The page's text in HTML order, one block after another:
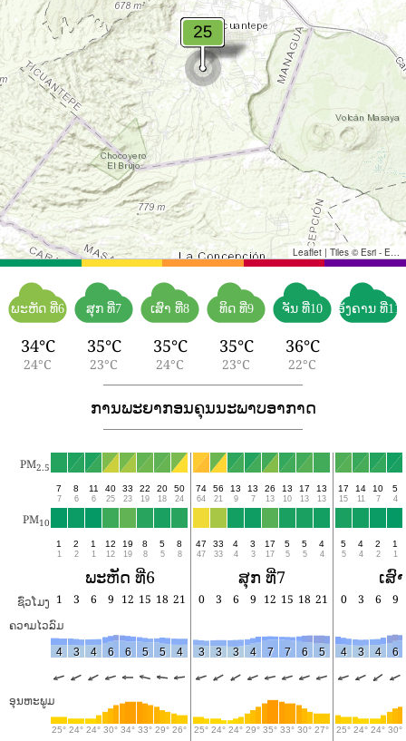
Leaflet | Tiles © Esri - Esri, DeLorme, NAVTEQ, TomTom, Intermap, iPC, USGS, FAO, NPS, NRCAN, GeoBase, Kadaster NL, Ordnance Survey, Esri Japan, METI, Esri China (Hong Kong), and the GIS User Community
ພະຫັດ ທີ່6
34°C
24°C
ສຸກ ທີ່7
35°C
23°C
ເສົາ ທີ່8
35°C
24°C
ທິດ ທີ່9
35°C
23°C
ຈັນ ທີ່10
36°C
22°C
ອັງຄານ ທີ່11
ການພະຍາກອນຄຸນນະພາບອາກາດ
PM2.5
7
7
8
6
11
6
40
25
33
23
22
19
20
18
50
24
74
64
56
21
13
9
13
7
26
13
13
10
17
13
13
13
17
15
14
11
10
7
5
4
PM10
1
1
2
2
1
1
12
12
19
19
8
8
5
5
8
8
47
47
33
33
4
4
3
3
17
17
5
5
5
5
4
4
5
5
4
4
2
2
1
1
ພະຫັດ ທີ່6 ສຸກ ທີ່7 ເສົ
ຊົ່ວໂມງ 1 3 6 9 12 15 18 21 0 3 6 9 12 15 18 21 0 3 6
9
ຄວາມໄວລົມ
4 3 4 6 6 5 5 4 3 3 3 4 7 7 6 5 4 3 4 6
ອຸນ​ຫະ​ພູມ
25° 24° 24° 30° 34° 33° 29° 26° 25° 24° 24° 29° 35° 33° 30° 27° 25° 24° 24° 30°